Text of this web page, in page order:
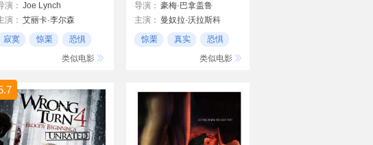
演： Joe Lynch
演： 艾丽卡·李尔森
瑞·罗林斯
寂寞 惊栗
恐惧
类似电影
导演： 豪梅·巴拿盖鲁
主演： 曼奴拉·沃拉斯科
Claudia Font
惊栗 真实
恐惧
类似电影